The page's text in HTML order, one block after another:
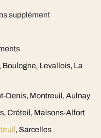
supplément
Levallois, La
Denis, Montreuil, Aulnay
Créteil, Maisons-Alfort
, Sarcelles